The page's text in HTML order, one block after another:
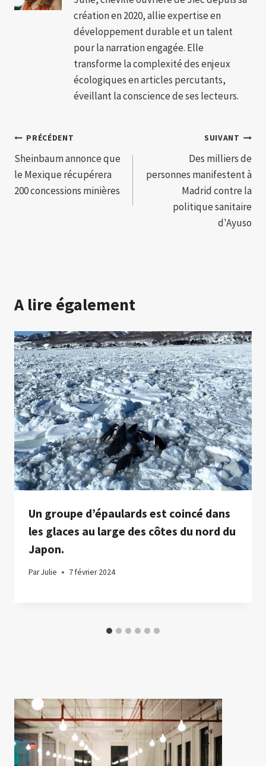
création en 2020, allie expertise en
développement durable et un talent
pour la narration engagée. Elle
transforme la complexité des enjeux
écologiques en articles percutants,
éveillant la conscience de ses lecteurs.
Navigation
de
l’article
PRÉCÉDENT
Sheinbaum annonce que
le Mexique récupérera
200 concessions minières
SUIVANT
Des milliers de
personnes manifestent à
Madrid contre la
politique sanitaire
d'Ayuso
A lire également
Un groupe d’épaulards est coincé dans
les glaces au large des côtes du nord du
Japon.
ParJulie 7 février 2024